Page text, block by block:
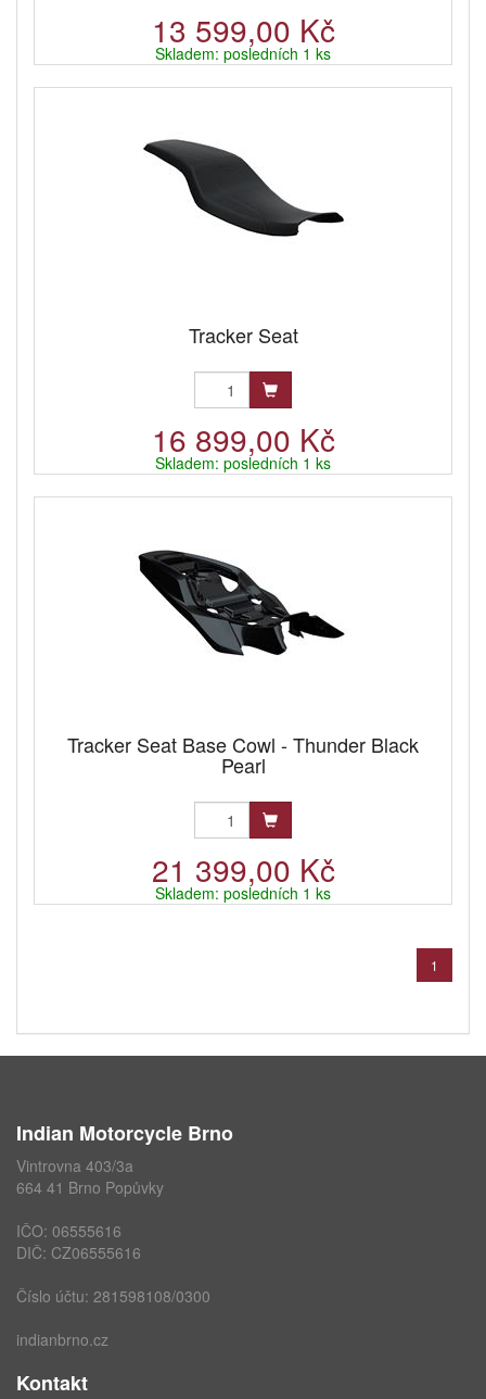
13 599,00 Kč
Skladem: posledních 1 ks
Tracker Seat
16 899,00 Kč
Skladem: posledních 1 ks
Tracker Seat Base Cowl - Thunder Black
Pearl
21 399,00 Kč
Skladem: posledních 1 ks
1
Indian Motorcycle Brno
Vintrovna 403/3a
664 41 Brno Popůvky
IČO: 06555616
DIČ: CZ06555616
Číslo účtu: 281598108/0300
indianbrno.cz
Kontakt